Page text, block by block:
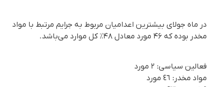
در ماه جولای بیشترین اعدامیان مربوط به جرایم مرتبط با مواد
مخدر بوده که ۴۶ مورد معادل ۴۸٪ کل موارد می‌باشد.
فعالین سیاسی: ٢ مورد
مواد مخدر: ٤٦ مورد